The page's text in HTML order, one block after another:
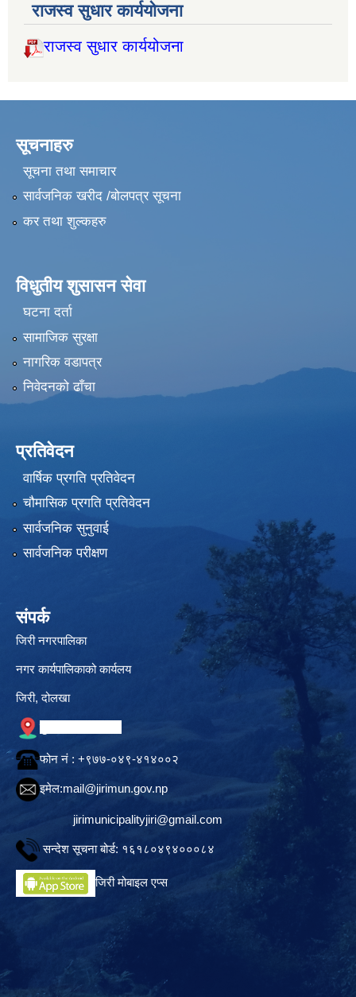
राजस्व सुधार कार्ययोजना
राजस्व सुधार कार्ययोजना
सूचनाहरु
सूचना तथा समाचार
सार्वजनिक खरीद /बोलपत्र सूचना
कर तथा शुल्कहरु
विधुतीय शुसासन सेवा
घटना दर्ता
सामाजिक सुरक्षा
नागरिक वडापत्र
निवेदनको ढाँचा
प्रतिवेदन
वार्षिक प्रगति प्रतिवेदन
चौमासिक प्रगति प्रतिवेदन
सार्वजनिक सुनुवाई
सार्वजनिक परीक्षण
संपर्क
जिरी नगरपालिका
नगर कार्यपालिकाको कार्यलय
जिरी, दोलखा
फोन नं‍ : +९७७-०४९-४१४००२
इमेल:mail@jirimun.gov.np
jirimunicipalityjiri@gmail.com
सन्देश सूचना बोर्ड: १६१८०४९४०००८४
जिरी मोबाइल एप्स